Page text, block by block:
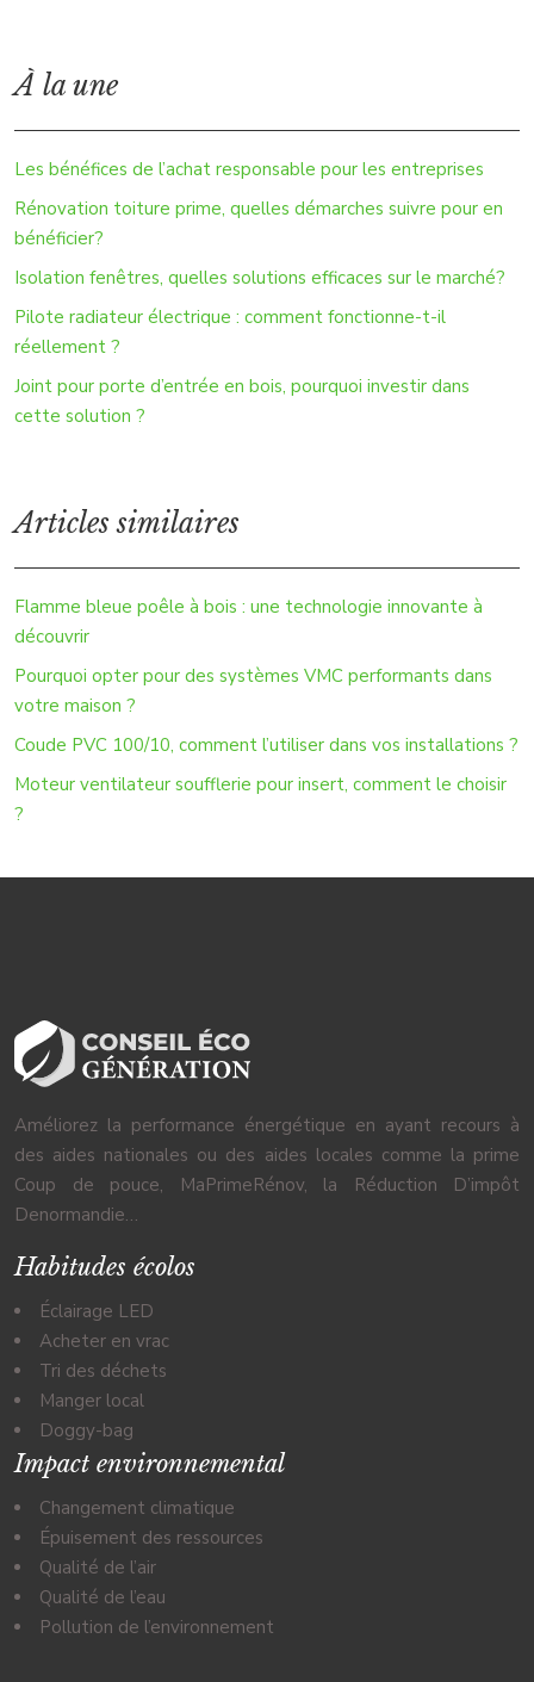
À la une
Les bénéfices de l’achat responsable pour les entreprises
Rénovation toiture prime, quelles démarches suivre pour en
bénéficier?
Isolation fenêtres, quelles solutions efficaces sur le marché?
Pilote radiateur électrique : comment fonctionne-t-il
réellement ?
Joint pour porte d’entrée en bois, pourquoi investir dans
cette solution ?
Articles similaires
Flamme bleue poêle à bois : une technologie innovante à
découvrir
Pourquoi opter pour des systèmes VMC performants dans
votre maison ?
Coude PVC 100/10, comment l’utiliser dans vos installations ?
Moteur ventilateur soufflerie pour insert, comment le choisir
?
Améliorez la performance énergétique en ayant recours à
des aides nationales ou des aides locales comme la prime
Coup de pouce, MaPrimeRénov, la Réduction D’impôt
Denormandie…
Habitudes écolos
Éclairage LED
Acheter en vrac
Tri des déchets
Manger local
Doggy-bag
Impact environnemental
Changement climatique
Épuisement des ressources
Qualité de l’air
Qualité de l’eau
Pollution de l’environnement